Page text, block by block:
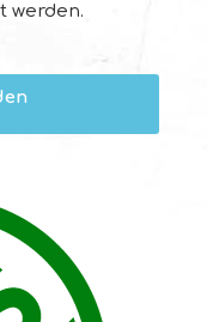
werden.